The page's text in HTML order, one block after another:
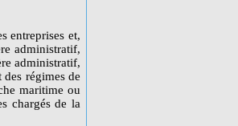
entreprises et,
administratif,
administratif,
régimes de
maritime ou
chargés de la